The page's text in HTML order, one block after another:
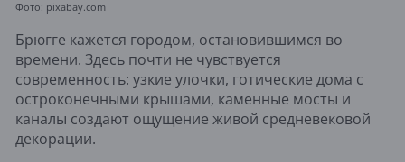
Фото: pixabay.com
Брюгге кажется городом, остановившимся во
времени. Здесь почти не чувствуется
современность: узкие улочки, готические дома с
остроконечными крышами, каменные мосты и
каналы создают ощущение живой средневековой
декорации.